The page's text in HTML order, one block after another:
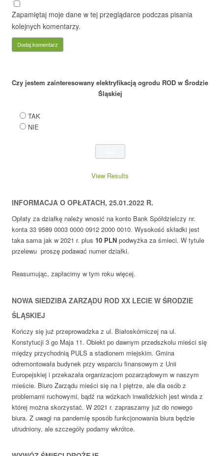
Zapamiętaj moje dane w tej przeglądarce podczas pisania
kolejnych komentarzy.
Czy jestem zainteresowany elektryfikacją ogrodu ROD w Środzie
Śląskiej
TAK
NIE
View Results
INFORMACJA O OPŁATACH, 25.01.2022 R.
Opłaty za działkę należy wnosić na konto Bank Spółdzielczy nr.
konta 33 9589 0003 0000 0912 2000 0010. Wysokość składki jest
taka sama jak w 2021 r. plus 10 PLN podwyżka za śmieci. W tytule
przelewu proszę podawać numer działki.
Reasumując, zapłacimy w tym roku więcej.
NOWA SIEDZIBA ZARZĄDU ROD XX LECIE W ŚRODZIE
ŚLĄSKIEJ
Kończy się już przeprowadzka z ul. Białoskórniczej na ul.
Konstytucji 3 go Maja 11. Obiekt po dawnym przedszkolu mieści się
między przychodnią PULS a stadionem miejskim. Gmina
odremontowała budynek przy wsparciu finansowym z Unii
Europejskiej i przekazała organizacjom pozarządowym w naszym
mieście. Biuro Zarządu mieści się na I piętrze, ale dla osób z
problemami ruchowymi, bądź na wózkach inwalidzkich jest winda z
której można skorzystać. W 2021 r. zapraszamy już do nowego
biura. Z uwagi na pandemię sposób funkcjonowania biura będzie
utrudniony, ale szczegóły podamy wkrótce.